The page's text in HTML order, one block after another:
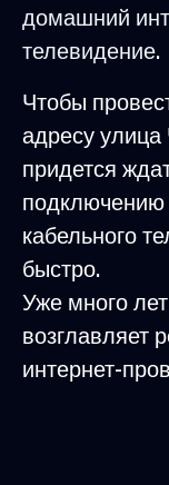
домашний
телевидение.
Чтобы
адресу
придется
подключению
кабельного
быстро.
Уже много
возглавляет
интернет-